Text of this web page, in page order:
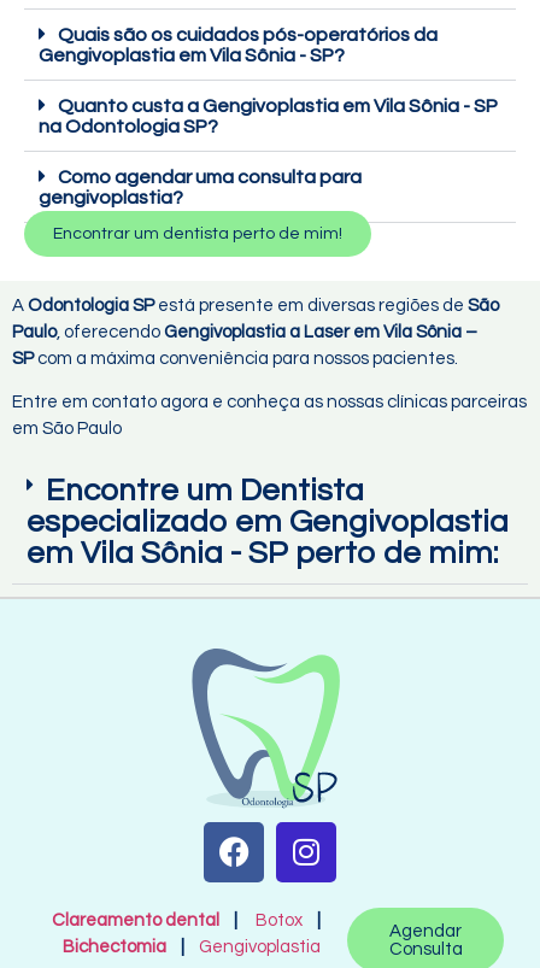
Quais são os cuidados pós-operatórios da
Gengivoplastia em Vila Sônia - SP?
Quanto custa a Gengivoplastia em Vila Sônia - SP
na Odontologia SP?
Como agendar uma consulta para
gengivoplastia?
Encontrar um dentista perto de mim!
A Odontologia SPestá presente em diversas regiões de São
Paulo, oferecendo Gengivoplastia a Laser em Vila Sônia –
SP com a máxima conveniência para nossos pacientes.
Entre em contato agora e conheça as nossas clínicas parceiras
em São Paulo
Encontre um Dentista
especializado em Gengivoplastia
em Vila Sônia - SP perto de mim:
Clareamento dental Botox
Bichectomia
Gengivoplastia
Agendar
Consulta